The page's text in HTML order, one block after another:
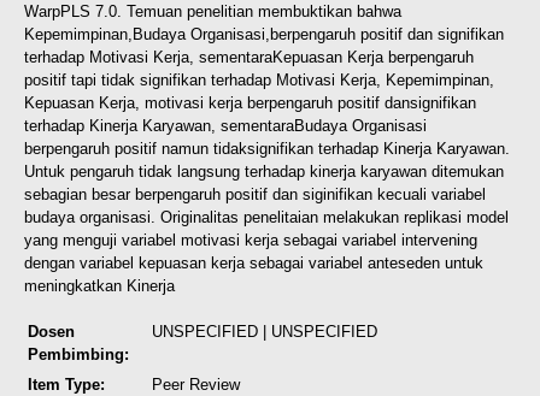
WarpPLS 7.0. Temuan penelitian membuktikan bahwa
Kepemimpinan,Budaya Organisasi,berpengaruh positif dan signifikan
terhadap Motivasi Kerja, sementaraKepuasan Kerja berpengaruh
positif tapi tidak signifikan terhadap Motivasi Kerja, Kepemimpinan,
Kepuasan Kerja, motivasi kerja berpengaruh positif dansignifikan
terhadap Kinerja Karyawan, sementaraBudaya Organisasi
berpengaruh positif namun tidaksignifikan terhadap Kinerja Karyawan.
Untuk pengaruh tidak langsung terhadap kinerja karyawan ditemukan
sebagian besar berpengaruh positif dan siginifikan kecuali variabel
budaya organisasi. Originalitas penelitaian melakukan replikasi model
yang menguji variabel motivasi kerja sebagai variabel intervening
dengan variabel kepuasan kerja sebagai variabel anteseden untuk
meningkatkan Kinerja
Dosen
Pembimbing:
UNSPECIFIED | UNSPECIFIED
Item Type:
Peer Review